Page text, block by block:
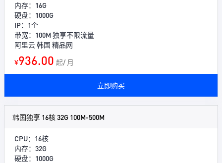
内存：16G
硬盘：1000G
IP：1个
带宽：100M 独享不限流量
阿里云 韩国 精品网
¥936.00 起/ 月
立即购买
韩国独享 16核 32G 100M-500M
CPU：16核
内存：32G
硬盘：1000G